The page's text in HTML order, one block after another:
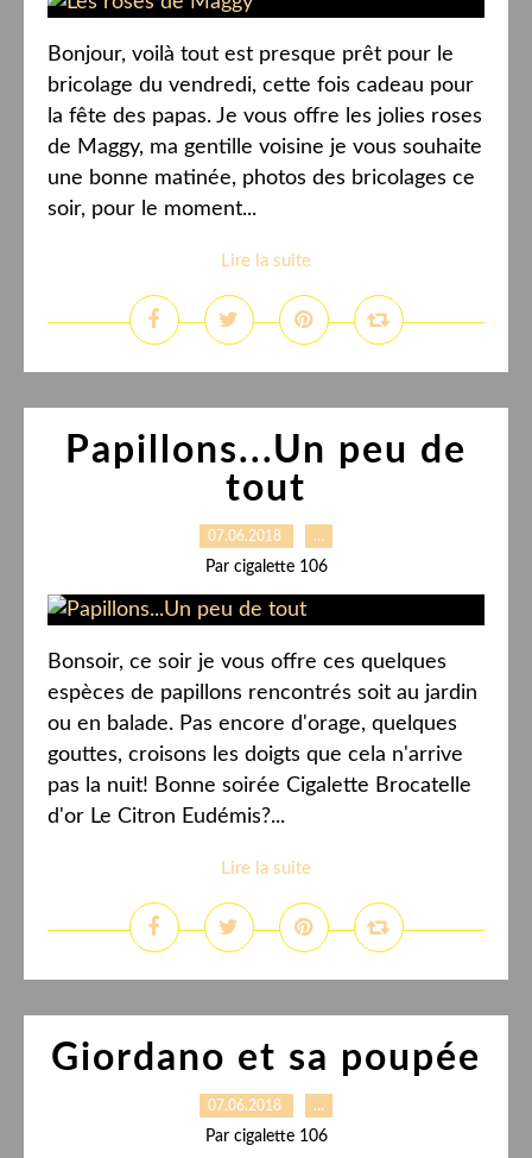
Bonjour, voilà tout est presque prêt pour le
bricolage du vendredi, cette fois cadeau pour
la fête des papas. Je vous offre les jolies roses
de Maggy, ma gentille voisine je vous souhaite
une bonne matinée, photos des bricolages ce
soir, pour le moment...
Lire la suite
Papillons...Un peu de
tout
07.06.2018 …
Par cigalette 106
Bonsoir, ce soir je vous offre ces quelques
espèces de papillons rencontrés soit au jardin
ou en balade. Pas encore d'orage, quelques
gouttes, croisons les doigts que cela n'arrive
pas la nuit! Bonne soirée Cigalette Brocatelle
d'or Le Citron Eudémis?...
Lire la suite
Giordano et sa poupée
07.06.2018 …
Par cigalette 106